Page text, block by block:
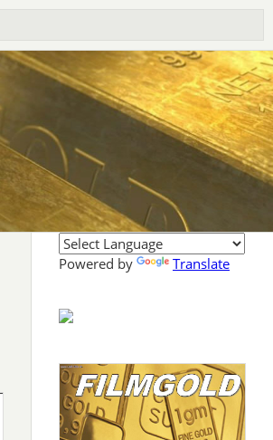
Powered by Translate